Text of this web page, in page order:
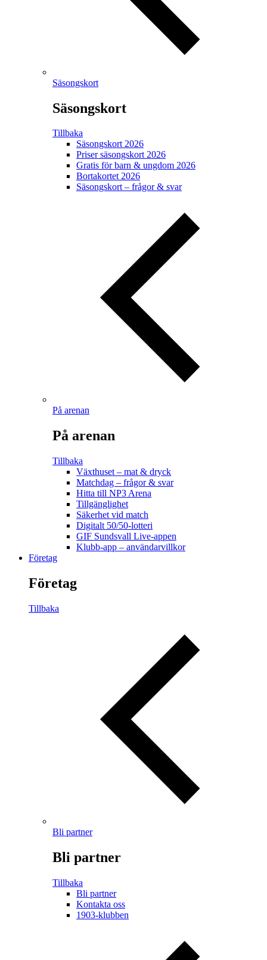
Säsongskort
Säsongskort
Tillbaka
Säsongskort 2026
Priser säsongskort 2026
Gratis för barn & ungdom 2026
Bortakortet 2026
Säsongskort – frågor & svar
På arenan
På arenan
Tillbaka
Växthuset – mat & dryck
Matchdag – frågor & svar
Hitta till NP3 Arena
Tillgänglighet
Säkerhet vid match
Digitalt 50/50-lotteri
GIF Sundsvall Live-appen
Klubb-app – användarvillkor
Företag
Företag
Tillbaka
Bli partner
Bli partner
Tillbaka
Bli partner
Kontakta oss
1903-klubben